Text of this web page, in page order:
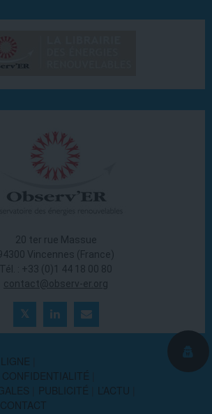
20 ter rue Massue
Vincennes (France)
Tél. : +33 (0)1 44 18 00 80
contact@observ-er.org
PUBLICITÉ
L’ACTU
CONTACT